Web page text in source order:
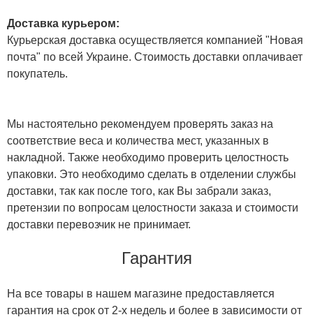
Доставка курьером:
Курьерская доставка осуществляется компанией "Новая
почта" по всей Украине. Стоимость доставки оплачивает
покупатель.
Мы настоятельно рекомендуем проверять заказ на
соответствие веса и количества мест, указанных в
накладной. Также необходимо проверить целостность
упаковки. Это необходимо сделать в отделении службы
доставки, так как после того, как Вы забрали заказ,
претензии по вопросам целостности заказа и стоимости
доставки перевозчик не принимает.
Гарантия
На все товары в нашем магазине предоставляется
гарантия на срок от 2-х недель и более в зависимости от